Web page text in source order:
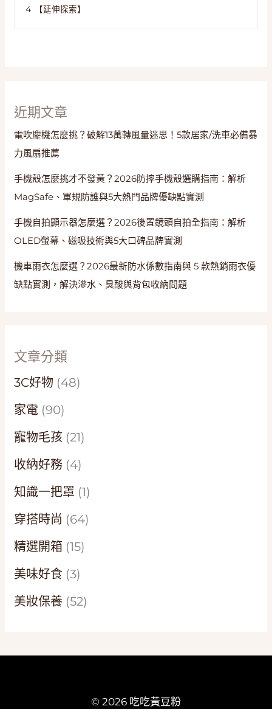
4
【延伸探索】
近期文章
電吹塵機怎麼挑？破解13萬轉風量迷思！5款居家/洗車必備暴
力風扇推薦
手機殼怎麼挑才不發黃？2026防摔手機殼選購指南：解析
MagSafe、軍規防護與5大熱門品牌優缺點實測
手機自拍顯示器怎麼選？2026後置鏡頭自拍全指南：解析
OLED螢幕、磁吸技術與5大口碑品牌實測
機車雨衣怎麼選？2026最新防水係數指南與 5 款熱銷雨衣優
缺點實測，解決滲水、臭酸與背包收納問題
文章分類
3C好物 (48)
家電 (90)
寵物毛孩 (21)
收納好務 (4)
知識一把罩 (1)
穿搭時尚 (64)
精選開箱 (15)
美味好食 (3)
美妝保養 (52)
© 2026 吃吃黃豆粉